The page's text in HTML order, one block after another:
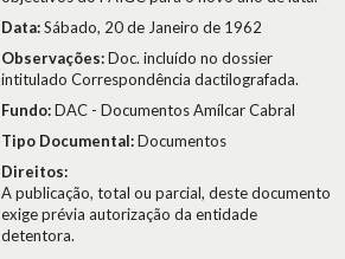
Data:Sábado, 20 de Janeiro de 1962
Observações:Doc. incluído no dossier
intitulado Correspondência dactilografada.
Fundo:DAC - Documentos Amílcar Cabral
Tipo Documental:Documentos
Direitos:
A publicação, total ou parcial, deste documento
exige prévia autorização da entidade
detentora.